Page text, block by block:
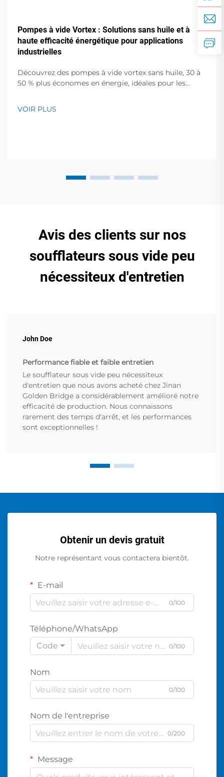
Pompes à vide Vortex : Solutions sans huile et à
haute efficacité énergétique pour applications
industrielles
Découvrez des pompes à vide vortex sans huile, 30 à
50 % plus économes en énergie, idéales pour les
assistance mondiale. Demandez un devis dès
VOIR PLUS
Avis des clients sur nos
soufflateurs sous vide peu
nécessiteux d'entretien
John Doe
Performance fiable et faible entretien
Le soufflateur sous vide peu nécessiteux
d'entretien que nous avons acheté chez Jinan
Golden Bridge a considérablement amélioré notre
efficacité de production. Nous connaissons
rarement des temps d'arrêt, et les performances
sont exceptionnelles !
Obtenir un devis gratuit
Notre représentant vous contactera bientôt.
E-mail
0/100
Téléphone/WhatsApp
Code
0/100
Nom
0/100
Nom de l'entreprise
0/200
Message